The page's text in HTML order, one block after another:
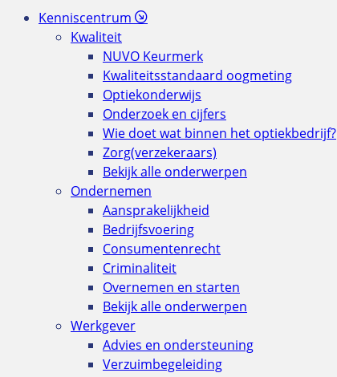
Kenniscentrum
Kwaliteit
NUVO Keurmerk
Kwaliteitsstandaard oogmeting
Optiekonderwijs
Onderzoek en cijfers
Wie doet wat binnen het optiekbedrijf?
Zorg(verzekeraars)
Bekijk alle onderwerpen
Ondernemen
Aansprakelijkheid
Bedrijfsvoering
Consumentenrecht
Criminaliteit
Overnemen en starten
Bekijk alle onderwerpen
Werkgever
Advies en ondersteuning
Verzuimbegeleiding